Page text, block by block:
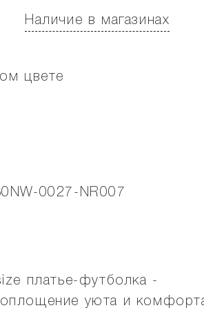
Наличие в магазинах
цвете
0027-NR007
платье-футболка -
уюта и